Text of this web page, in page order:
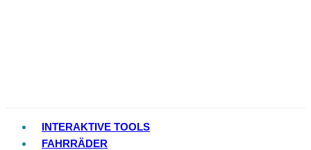
INTERAKTIVE TOOLS
FAHRRÄDER